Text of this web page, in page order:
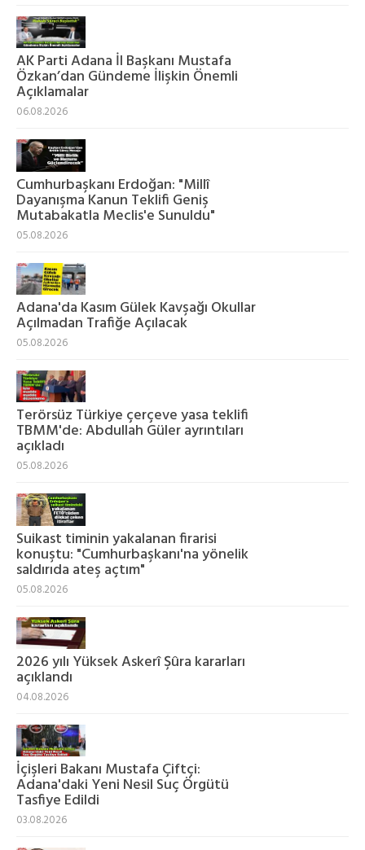
AK Parti Adana İl Başkanı Mustafa
Özkan’dan Gündeme İlişkin Önemli
Açıklamalar
06.08.2026
Cumhurbaşkanı Erdoğan: "Millî
Dayanışma Kanun Teklifi Geniş
Mutabakatla Meclis'e Sunuldu"
05.08.2026
Adana'da Kasım Gülek Kavşağı Okullar
Açılmadan Trafiğe Açılacak
05.08.2026
Terörsüz Türkiye çerçeve yasa teklifi
TBMM'de: Abdullah Güler ayrıntıları
açıkladı
05.08.2026
Suikast timinin yakalanan firarisi
konuştu: "Cumhurbaşkanı'na yönelik
saldırıda ateş açtım"
05.08.2026
2026 yılı Yüksek Askerî Şûra kararları
açıklandı
04.08.2026
İçişleri Bakanı Mustafa Çiftçi:
Adana'daki Yeni Nesil Suç Örgütü
Tasfiye Edildi
03.08.2026